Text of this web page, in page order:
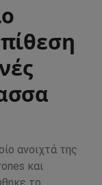
ανοιχτά της
και